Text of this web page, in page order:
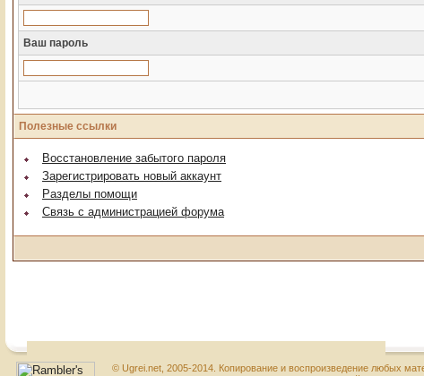
Ваш пароль
Полезные ссылки
Восстановление забытого пароля
Зарегистрировать новый аккаунт
Разделы помощи
Связь с администрацией форума
© Ugrei.net, 2005-2014. Копирование и воспроизведение любых